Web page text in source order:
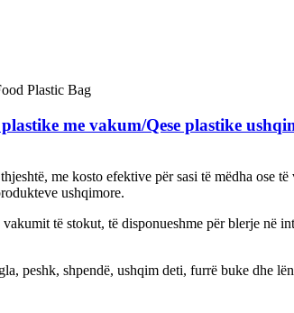
me vakum/Qese plastike
me kosto efektive për sasi të mëdha ose
ushqimore.
të stokut, të disponueshme për blerje
peshk, shpendë, ushqim deti, furrë buke dhe